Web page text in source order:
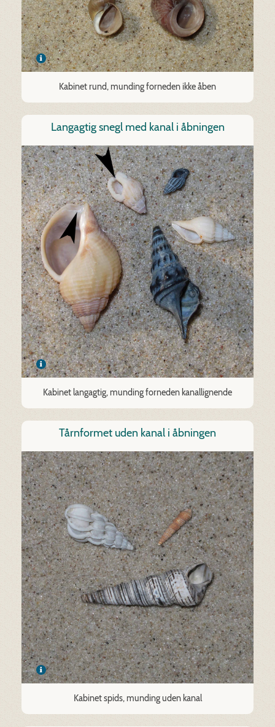
Kabinet rund, munding forneden ikke åben
Langagtig snegl med kanal i åbningen
Kabinet langagtig, munding forneden kanallignende
Tårnformet uden kanal i åbningen
Kabinet spids, munding uden kanal